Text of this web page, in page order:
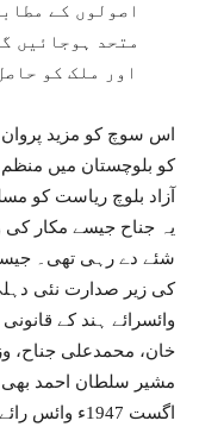
اصولوں کے
متحد ہوجائیں
اور ملک کو
اس سوچ کو مزید
کو بلوچستان میں منظم
آزاد بلوچ ریاست کو
یہ جناح جیسے مکار
کی زیر صدارت نئی
وائسرائے ہند کے
خان، محمدعلی جناح،
مشیر سلطان احمد بھی
اگست 1947ء